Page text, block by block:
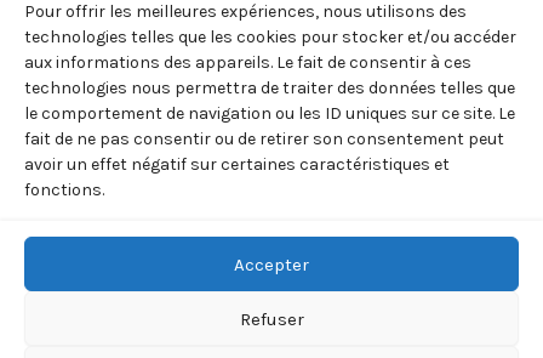
Pour offrir les meilleures expériences, nous utilisons des
technologies telles que les cookies pour stocker et/ou accéder
aux informations des appareils. Le fait de consentir à ces
technologies nous permettra de traiter des données telles que
le comportement de navigation ou les ID uniques sur ce site. Le
fait de ne pas consentir ou de retirer son consentement peut
avoir un effet négatif sur certaines caractéristiques et
fonctions.
Accepter
Refuser
(HENRIK IBSEN)
9,50€ TTC
Ajouter
au
panier
L’ARMOIRE, LA
HACHE
(NEDREAAS
TORBORG)
20,30€ TTC
au
panier
BLANCHES
(UNDSET
SIGRID)
14,50 TTC
panier